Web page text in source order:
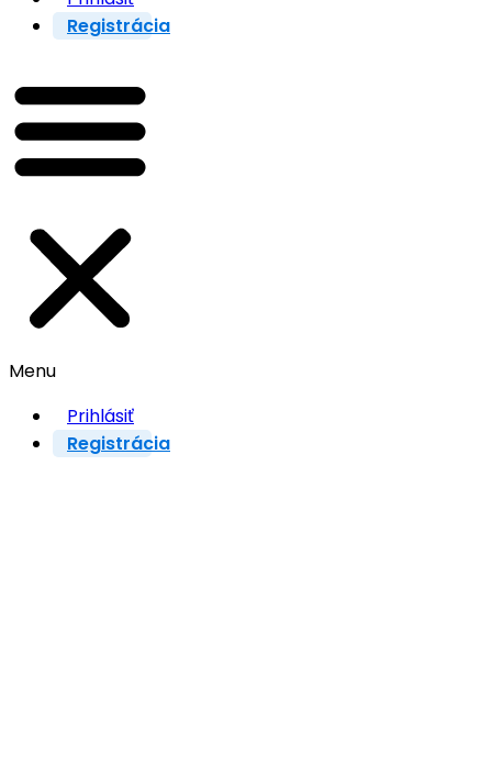
Registrácia
Menu
Prihlásiť
Registrácia